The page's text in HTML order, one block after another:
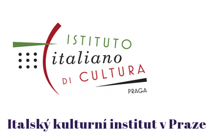
Italský kulturní institut v Praze